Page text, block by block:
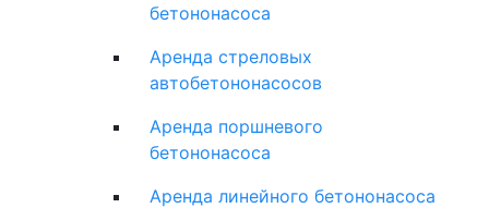
бетононасоса
Аренда стреловых
автобетононасосов
Аренда поршневого
бетононасоса
Аренда линейного бетононасоса